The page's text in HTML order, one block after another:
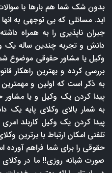
بدون شک شما هم بارها با
اید. مسائلی که بی توجهی به
جبران ناپذیری را به همراه
دانش و تجربه چندین ساله یک
وکیل یا مشاور حقوقی موضوع
بررسی کرده و بهترین راهکار
به ذکر است که اولین و
پیدا کردن یک وکیل و یا
به شمار بالای وکلای پایه یک
پیدا کردن یک وکیل کاربلد
تلفنی امکان ارتباط با برترین
حقوقی را برای شما فراهم
صورت شبانه روزی!! ما در